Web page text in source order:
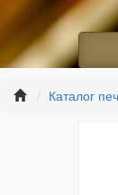
Каталог